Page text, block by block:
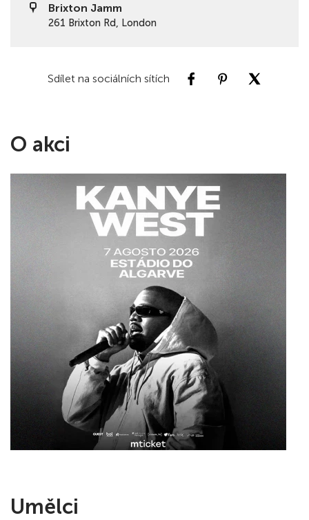
Brixton Jamm
261 Brixton Rd, London
Sdílet na sociálních sítích
O akci
Umělci